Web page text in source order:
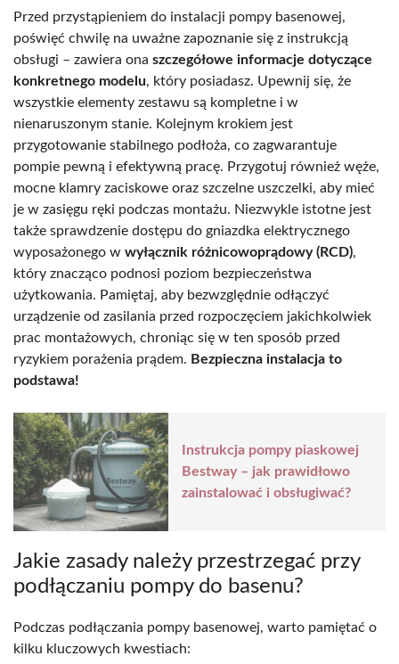
Przed przystąpieniem do instalacji pompy basenowej,
poświęć chwilę na uważne zapoznanie się z instrukcją
obsługi – zawiera ona szczegółowe informacje dotyczące
konkretnego modelu, który posiadasz. Upewnij się, że
wszystkie elementy zestawu są kompletne i w
nienaruszonym stanie. Kolejnym krokiem jest
przygotowanie stabilnego podłoża, co zagwarantuje
pompie pewną i efektywną pracę. Przygotuj również węże,
mocne klamry zaciskowe oraz szczelne uszczelki, aby mieć
je w zasięgu ręki podczas montażu. Niezwykle istotne jest
także sprawdzenie dostępu do gniazdka elektrycznego
wyposażonego w wyłącznik różnicowoprądowy (RCD),
który znacząco podnosi poziom bezpieczeństwa
użytkowania. Pamiętaj, aby bezwzględnie odłączyć
urządzenie od zasilania przed rozpoczęciem jakichkolwiek
prac montażowych, chroniąc się w ten sposób przed
ryzykiem porażenia prądem. Bezpieczna instalacja to
podstawa!
Instrukcja pompy piaskowej
Bestway – jak prawidłowo
zainstalować i obsługiwać?
Jakie zasady należy przestrzegać przy
podłączaniu pompy do basenu?
Podczas podłączania pompy basenowej, warto pamiętać o
kilku kluczowych kwestiach: